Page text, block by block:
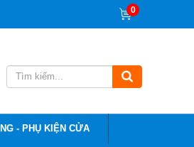
0
- PHỤ KIỆN CỬA